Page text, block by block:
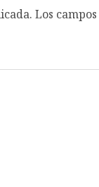
Los